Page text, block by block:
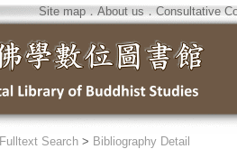
Site map．About us ． Consultative
Fulltext Search > Bibliography Detail